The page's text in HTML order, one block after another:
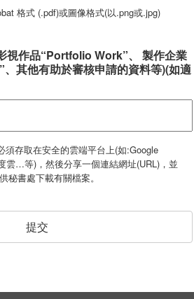
格式 (.pdf)或圖像格式(以.png或.jpg)
視作品“Portfolio Work”、 製作企業
其他有助於審核申請的資料等)(如適
須存取在安全的雲端平台上(如:Google
雲…等)，然後分享一個連結網址(URL)，並
秘書處下載有關檔案。